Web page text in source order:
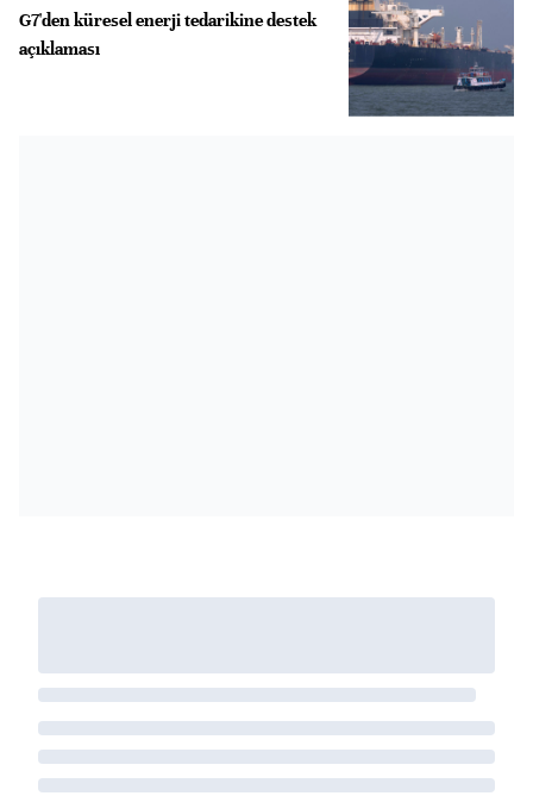
G7'den küresel enerji tedarikine destek
açıklaması